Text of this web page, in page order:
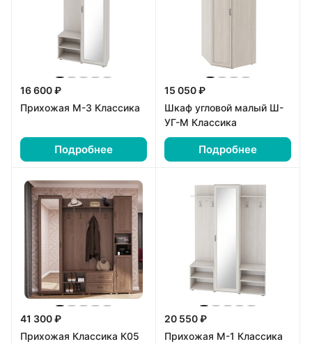
16 600 ₽
Прихожая М-3 Классика
Подробнее
15 050 ₽
Шкаф угловой малый Ш-
УГ-М Классика
Подробнее
41 300 ₽
Прихожая Классика К05
20 550 ₽
Прихожая М-1 Классика